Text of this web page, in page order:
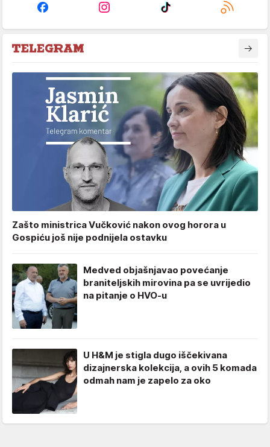
Zašto ministrica Vučković nakon ovog horora u
Gospiću još nije podnijela ostavku
Medved objašnjavao povećanje
braniteljskih mirovina pa se uvrijedio
na pitanje o HVO-u
U H&M je stigla dugo iščekivana
dizajnerska kolekcija, a ovih 5 komada
odmah nam je zapelo za oko